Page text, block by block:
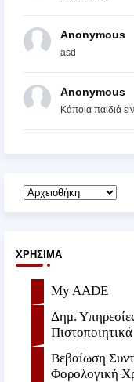
Anonymous
asd
Anonymous
Κάποια παιδιά
ΧΡΉΣΙΜΑ
My AADE
Δημ.
Πιστοποιητικά
Βεβαίωση
Φορολογική